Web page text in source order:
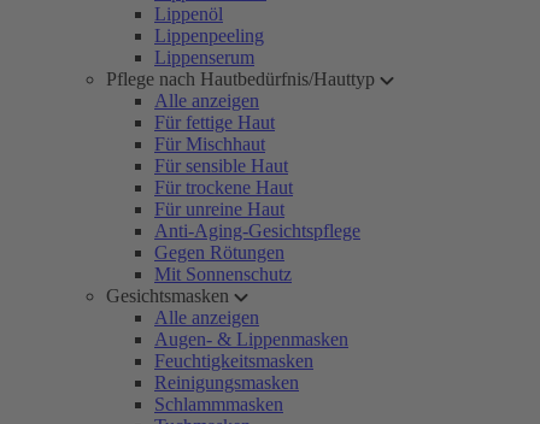
Lippenöl
Lippenpeeling
Lippenserum
Pflege nach Hautbedürfnis/Hauttyp
Alle anzeigen
Für fettige Haut
Für Mischhaut
Für sensible Haut
Für trockene Haut
Für unreine Haut
Anti-Aging-Gesichtspflege
Gegen Rötungen
Mit Sonnenschutz
Gesichtsmasken
Alle anzeigen
Augen- & Lippenmasken
Feuchtigkeitsmasken
Reinigungsmasken
Schlammmasken